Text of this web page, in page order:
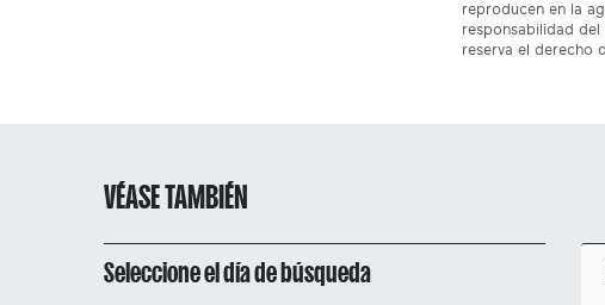
reproducen en la
responsabilidad del
reserva el derecho
VÉASE TAMBIÉN
Seleccione el día de búsqueda